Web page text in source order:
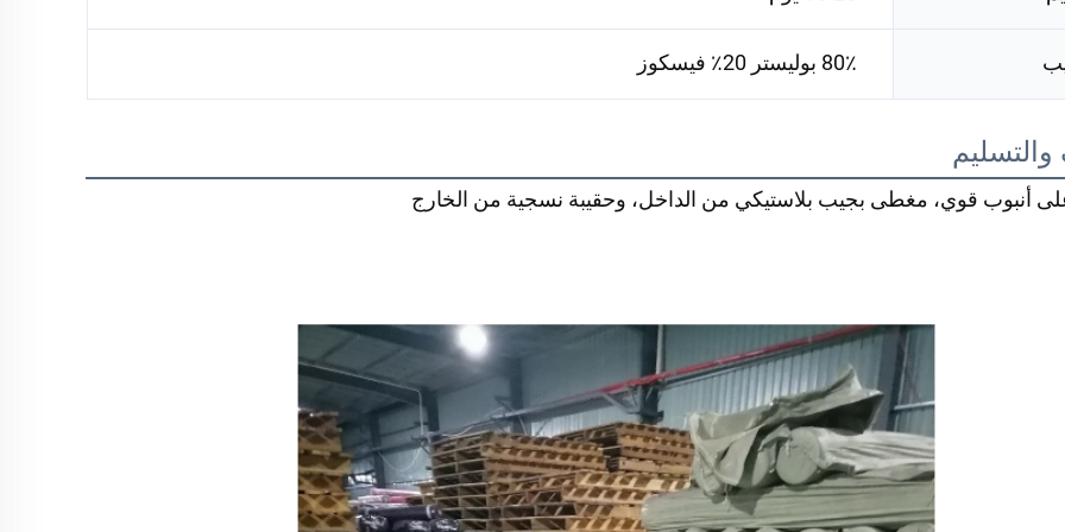
80٪ بوليستر 20٪ فيسكوز
والتسليم
أنبوب قوي، مغطى بجيب بلاستيكي من الداخل، وحقيبة نسجية من الخارج